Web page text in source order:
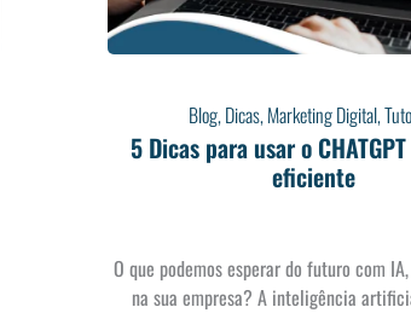
Blog,Dicas,Marketing Digital,
5 Dicas para usar o
eficiente
O que podemos esperar do futuro com
na sua empresa? A inteligência